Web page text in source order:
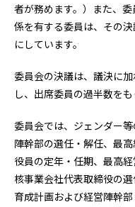
者が務めます。）また、
係を有する委員は、その
にしています。
委員会の決議は、議決に
し、出席委員の過半数を
委員会では、ジェンダー
陣幹部の選任・解任、最高
役員の定年・任期、最高
核事業会社代表取締役の
育成計画および経営陣幹